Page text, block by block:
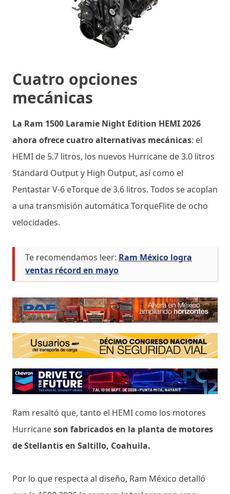
Cuatro opciones
mecánicas
La Ram 1500 Laramie Night Edition HEMI 2026
ahora ofrece cuatro alternativas mecánicas: el
HEMI de 5.7 litros, los nuevos Hurricane de 3.0 litros
Standard Output y High Output, así como el
Pentastar V-6 eTorque de 3.6 litros. Todos se acoplan
a una transmisión automática TorqueFlite de ocho
velocidades.
Te recomendamos leer: Ram México logra
ventas récord en mayo
Ram resaltó que, tanto el HEMI como los motores
Hurricaneson fabricados en la planta de motores
de Stellantis en Saltillo, Coahuila.
Por lo que respecta al diseño, Ram México detalló